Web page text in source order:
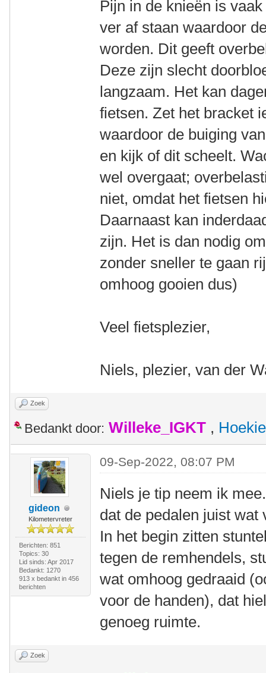
Pijn in de knieën is
ver af staan waardoor
worden. Dit geeft
Deze zijn slecht
langzaam. Het kan
fietsen. Zet het bracket
waardoor de buiging
en kijk of dit scheelt.
wel overgaat;
niet, omdat het fietsen
Daarnaast kan
zijn. Het is dan nodig
zonder sneller te gaan
omhoog gooien dus)
Veel fietsplezier,
Niels, plezier, van der
Zoek
Bedankt door: Willeke_IGKT , Hoekie
gideon
Kilometervreter
Berichten: 851
Topics: 30
Lid sinds: Apr 2017
Bedankt: 1270
913 x bedankt in 456
berichten
09-Sep-2022, 08:07 PM
Niels je tip neem ik
dat de pedalen juist wat
In het begin zitten
tegen de remhendels,
wat omhoog gedraaid
voor de handen), dat
genoeg ruimte.
Zoek